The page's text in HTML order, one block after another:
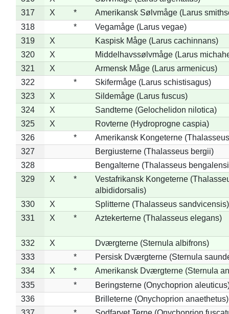
317
X *
Amerikansk Sølvmåge (Larus
318
*
Vegamåge (Larus vegae)
319
X
Kaspisk Måge (Larus cachinnans)
320
X
Middelhavssølvmåge (Larus
321
X
Armensk Måge (Larus armenicus)
322
*
Skifermåge (Larus schistisagus)
323
X
Sildemåge (Larus fuscus)
324
X
Sandterne (Gelochelidon nilotica)
325
X
Rovterne (Hydroprogne caspia)
326
*
Amerikansk Kongeterne
327
Bergiusterne (Thalasseus bergii)
328
Bengalterne (Thalasseus
329
X *
Vestafrikansk Kongeterne
albididorsalis)
330
X
Splitterne (Thalasseus sandvicensis)
331
X * Aztekerterne (Thalasseus elegans)
332 X
Dværgterne (Sternula albifrons)
333
*
Persisk Dværgterne (Sternula
334
X *
Amerikansk Dværgterne (Sternula
335
*
Beringsterne (Onychoprion
336
Brilleterne (Onychoprion anaethetus)